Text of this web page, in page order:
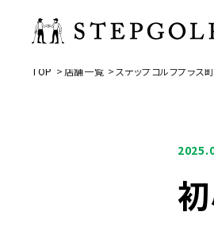
TOP 店舗一覧 ステップゴルフプラス